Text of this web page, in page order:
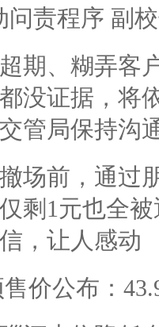
问责程序 副
期、糊弄客
没证据，将
管局保持沟
场前，通过
剩1元也全
，让人感动
价公布：